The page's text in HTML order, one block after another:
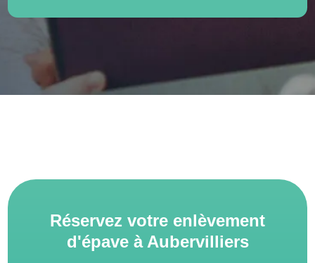
Réservez votre enlèvement
d'épave à Aubervilliers